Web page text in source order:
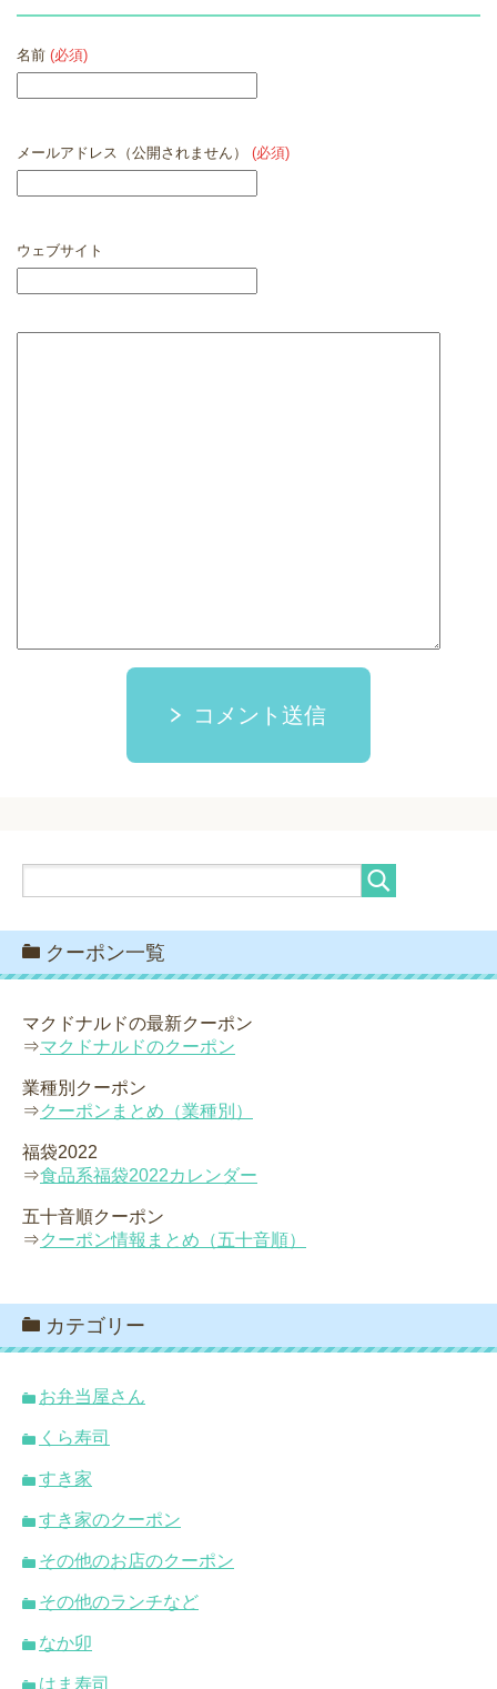
名前 (必須)
メールアドレス（公開されません） (必須)
ウェブサイト
コメント送信
クーポン一覧
マクドナルドの最新クーポン
⇒マクドナルドのクーポン
業種別クーポン
⇒クーポンまとめ（業種別）
福袋2022
⇒食品系福袋2022カレンダー
五十音順クーポン
⇒クーポン情報まとめ（五十音順）
カテゴリー
お弁当屋さん
くら寿司
すき家
すき家のクーポン
その他のお店のクーポン
その他のランチなど
なか卯
はま寿司